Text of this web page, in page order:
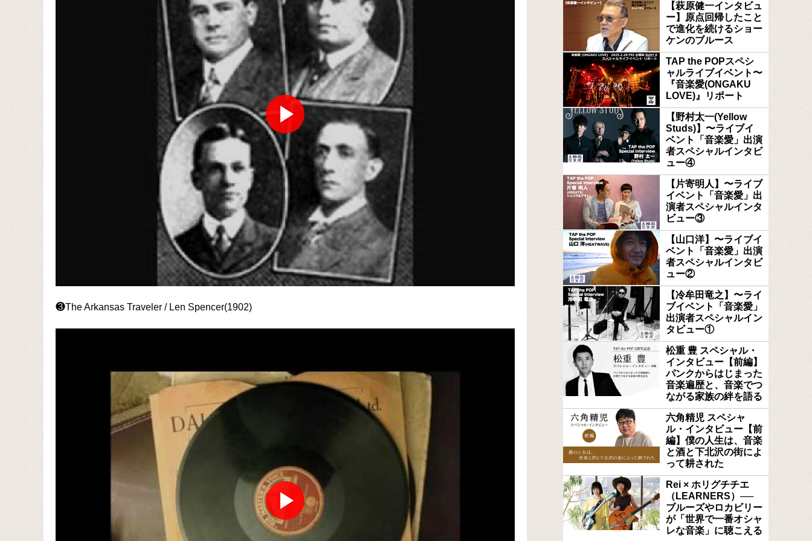
❸The Arkansas Traveler / Len Spencer(1902)
【萩原健一インタビュ
ー】原点回帰したこと
で進化を続けるショー
ケンのブルース
TAP the POPスペシ
ャルライブイベント〜
『音楽愛(ONGAKU
LOVE)』リポート
【野村太一(Yellow
Studs)】〜ライブイ
ベント「音楽愛」出演
者スペシャルインタビ
ュー④
【片寄明人】〜ライブ
イベント「音楽愛」出
演者スペシャルインタ
ビュー③
【山口洋】〜ライブイ
ベント「音楽愛」出演
者スペシャルインタビ
ュー②
【冷牟田竜之】〜ライ
ブイベント「音楽愛」
出演者スペシャルイン
タビュー①
松重 豊 スペシャル・
インタビュー【前編】
パンクからはじまった
音楽遍歴と、音楽でつ
ながる家族の絆を語る
六角精児 スペシャ
ル・インタビュー【前
編】僕の人生は、音楽
と酒と下北沢の街によ
って耕された
Rei × ホリグチチエ
（LEARNERS）──
ブルーズやロカビリー
が「世界で一番オシャ
レな音楽」に聴こえる